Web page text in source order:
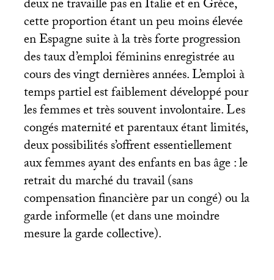
deux ne travaille pas en Italie et en Grèce,
cette proportion étant un peu moins élevée
en Espagne suite à la très forte progression
des taux d’emploi féminins enregistrée au
cours des vingt dernières années. L’emploi à
temps partiel est faiblement développé pour
les femmes et très souvent involontaire. Les
congés maternité et parentaux étant limités,
deux possibilités s’offrent essentiellement
aux femmes ayant des enfants en bas âge : le
retrait du marché du travail (sans
compensation financière par un congé) ou la
garde informelle (et dans une moindre
mesure la garde collective).